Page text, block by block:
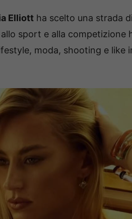
Elliott ha scelto una strada
sport e alla competizione
moda, shooting e like